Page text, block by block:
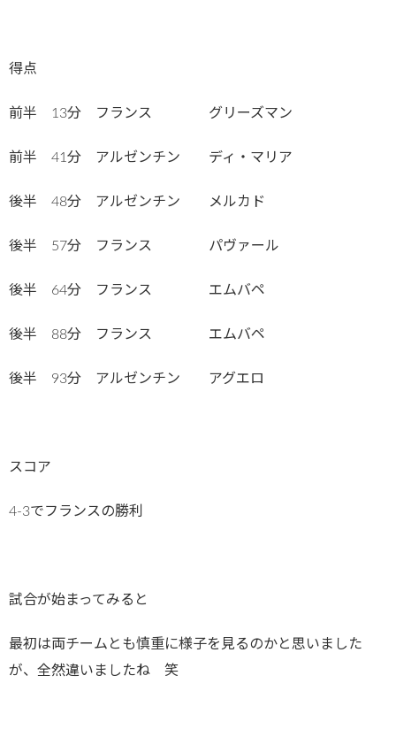
得点
前半 13分 フランス グリーズマン
前半 41分 アルゼンチン ディ・マリア
後半 48分 アルゼンチン メルカド
後半 57分 フランス パヴァール
後半 64分 フランス エムバペ
後半 88分 フランス エムバペ
後半 93分 アルゼンチン アグエロ
スコア
4-3でフランスの勝利
試合が始まってみると
最初は両チームとも慎重に様子を見るのかと思いました
が、全然違いましたね 笑